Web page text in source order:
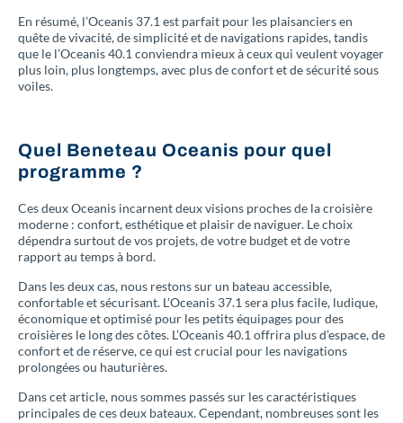
En résumé, l’Oceanis 37.1 est parfait pour les plaisanciers en
quête de vivacité, de simplicité et de navigations rapides, tandis
que le l’Oceanis 40.1 conviendra mieux à ceux qui veulent voyager
plus loin, plus longtemps, avec plus de confort et de sécurité sous
voiles.
Quel Beneteau Oceanis pour quel
programme ?
Ces deux Oceanis incarnent deux visions proches de la croisière
moderne : confort, esthétique et plaisir de naviguer. Le choix
dépendra surtout de vos projets, de votre budget et de votre
rapport au temps à bord.
Dans les deux cas, nous restons sur un bateau accessible,
confortable et sécurisant. L’Oceanis 37.1 sera plus facile, ludique,
économique et optimisé pour les petits équipages pour des
croisières le long des côtes. L’Oceanis 40.1 offrira plus d’espace, de
confort et de réserve, ce qui est crucial pour les navigations
prolongées ou hauturières.
Dans cet article, nous sommes passés sur les caractéristiques
principales de ces deux bateaux. Cependant, nombreuses sont les